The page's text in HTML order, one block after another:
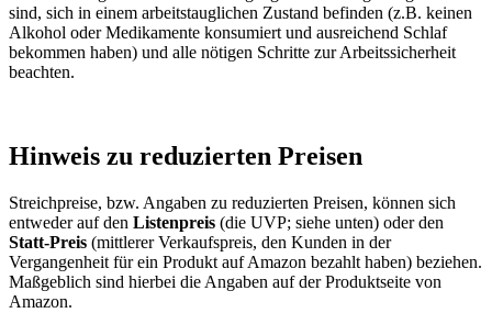
sind, sich in einem arbeitstauglichen Zustand befinden (z.B. keinen
Alkohol oder Medikamente konsumiert und ausreichend Schlaf
bekommen haben) und alle nötigen Schritte zur Arbeitssicherheit
beachten.
Hinweis zu reduzierten Preisen
Streichpreise, bzw. Angaben zu reduzierten Preisen, können sich
entweder auf den Listenpreis (die UVP; siehe unten) oder den
Statt-Preis (mittlerer Verkaufspreis, den Kunden in der
Vergangenheit für ein Produkt auf Amazon bezahlt haben) beziehen.
Maßgeblich sind hierbei die Angaben auf der Produktseite von
Amazon.